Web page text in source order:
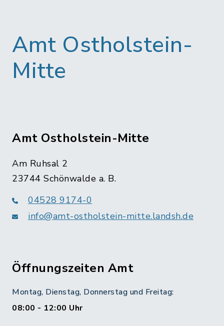
Amt Ostholstein-
Mitte
Amt Ostholstein-Mitte
Am Ruhsal 2
23744 Schönwalde a. B.
04528 9174-0
info@amt-ostholstein-mitte.landsh.de
Öffnungszeiten Amt
Montag, Dienstag, Donnerstag und Freitag:
08:00 - 12:00 Uhr